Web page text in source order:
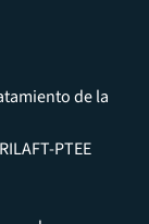
de la
PTEE